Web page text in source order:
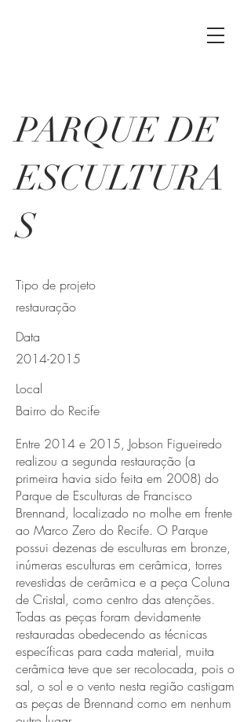
PARQUE DE
ESCULTURA
S
Tipo de projeto
restauração
Data
2014-2015
Local
Bairro do Recife
Entre 2014 e 2015, Jobson Figueiredo
realizou a segunda restauração (a
primeira havia sido feita em 2008) do
Parque de Esculturas de Francisco
Brennand, localizado no molhe em frente
ao Marco Zero do Recife. O Parque
possui dezenas de esculturas em bronze,
inúmeras esculturas em cerâmica, torres
revestidas de cerâmica e a peça Coluna
de Cristal, como centro das atenções.
Todas as peças foram devidamente
restauradas obedecendo as técnicas
específicas para cada material, muita
cerâmica teve que ser recolocada, pois o
sal, o sol e o vento nesta região castigam
as peças de Brennand como em nenhum